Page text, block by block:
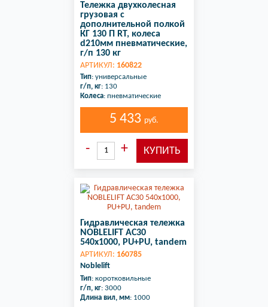
Тележка двухколесная
грузовая с
дополнительной полкой
КГ 130 П RT, колеса
d210мм пневматические,
г/п 130 кг
АРТИКУЛ: 160822
Тип: универсальные
г/п, кг: 130
Колеса: пневматические
5 433 руб.
Гидравлическая тележка
NOBLELIFT AC30
540x1000, PU+PU, tandem
АРТИКУЛ: 160785
Noblelift
Тип: коротковильные
г/п, кг: 3000
Длина вил, мм: 1000